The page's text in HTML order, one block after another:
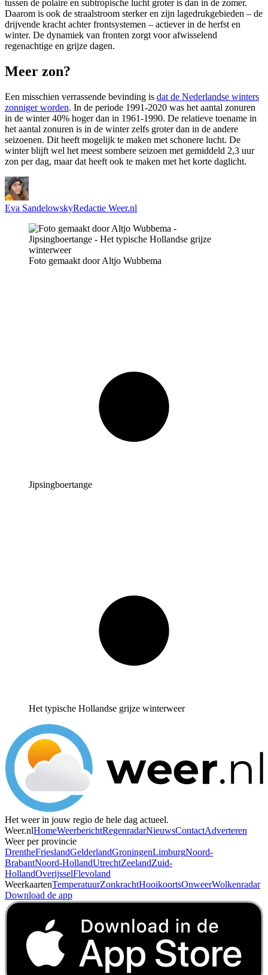
tussen de polaire en subtropische lucht groter is dan in de zomer.
Daarom is ook de straalstroom sterker en zijn lagedrukgebieden – de
drijvende kracht achter frontsystemen – actiever in de herfst en
winter. De dynamiek van fronten zorgt voor afwisselend
regenachtige en grijze dagen.
Meer zon?
Een misschien verrassende bevinding is dat de Nederlandse winters
zonniger worden. In de periode 1991-2020 was het aantal zonuren
in de winter 40% hoger dan in 1961-1990. De relatieve toename in
het aantal zonuren is in de winter zelfs groter dan in de andere
seizoenen. Dit heeft mogelijk te maken met schonere lucht. De
winter blijft wel het meest sombere seizoen met gemiddeld 2,3 uur
zon per dag, maar dat heeft ook te maken met het korte daglicht.
Eva SandelowskyRedactie Weer.nl
Foto gemaakt door Altjo Wubbema
Jipsingboertange
Het typische Hollandse grijze winterweer
Het weer in jouw regio de hele dag actueel.
Weer.nlHomeWeerberichtRegenradarNieuwsContactAdverteren
Weer per provincie
DrentheFrieslandGelderlandGroningenLimburgNoord-
BrabantNoord-HollandUtrechtZeelandZuid-
HollandOverijsselFlevoland
WeerkaartenTemperatuurZonkrachtHooikoortsOnweerWolkenradar
Download de app